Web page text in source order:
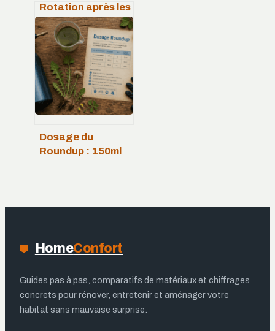
Rotation après les
pommes de terre :
5 cultures idéales
pour régénérer
votre sol
Dosage du
Roundup : 150ml
maîtrisé
HomeConfort
Guides pas à pas, comparatifs de matériaux et chiffrages
concrets pour rénover, entretenir et aménager votre
habitat sans mauvaise surprise.